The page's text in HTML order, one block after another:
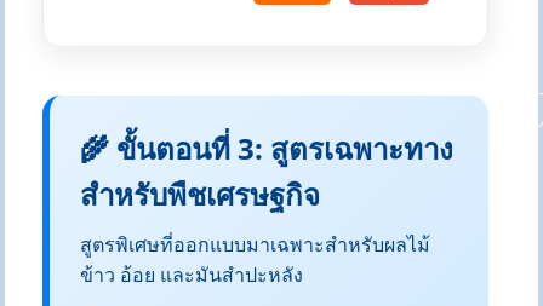
🌾 ขั้นตอนที่ 3: สูตรเฉพาะทาง
สำหรับพืชเศรษฐกิจ
สูตรพิเศษที่ออกแบบมาเฉพาะสำหรับผลไม้
ข้าว อ้อย และมันสำปะหลัง